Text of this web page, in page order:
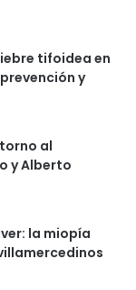
tifoidea en
y
al
y Alberto
la miopía